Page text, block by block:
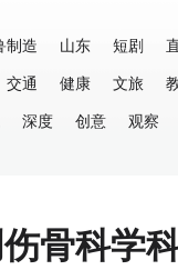
制造 山东 短剧
交通 健康 文旅
深度 创意 观察
骨科学